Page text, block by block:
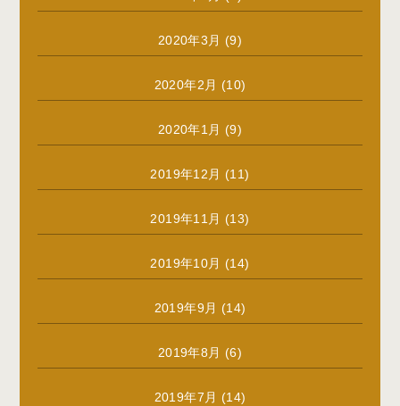
2020年3月 (9)
2020年2月 (10)
2020年1月 (9)
2019年12月 (11)
2019年11月 (13)
2019年10月 (14)
2019年9月 (14)
2019年8月 (6)
2019年7月 (14)